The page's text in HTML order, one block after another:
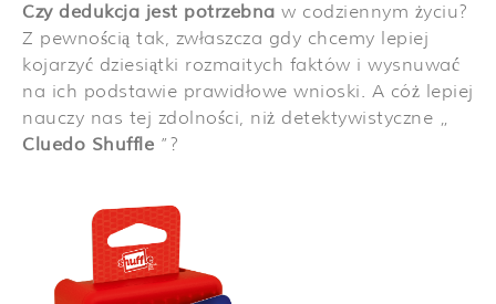
Czy dedukcja jest potrzebna w codziennym życiu?
Z pewnością tak, zwłaszcza gdy chcemy lepiej
kojarzyć dziesiątki rozmaitych faktów i wysnuwać
na ich podstawie prawidłowe wnioski. A cóż lepiej
nauczy nas tej zdolności, niż detektywistyczne „
Cluedo Shuffle ”?